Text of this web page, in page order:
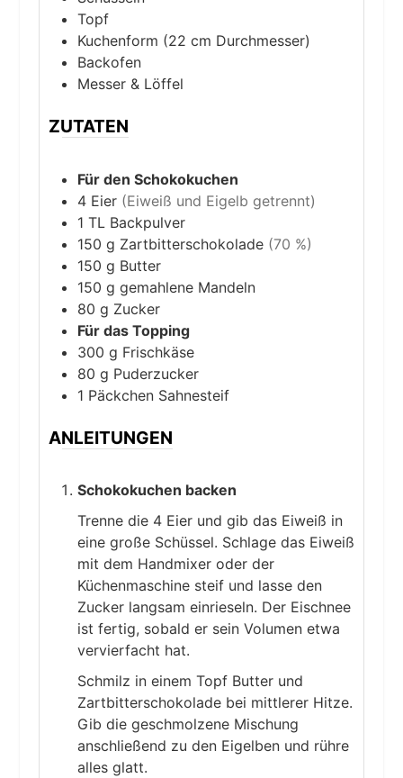
Topf
Kuchenform (22 cm Durchmesser)
Backofen
Messer & Löffel
ZUTATEN
Für den Schokokuchen
4 Eier (Eiweiß und Eigelb getrennt)
1 TL Backpulver
150 g Zartbitterschokolade (70 %)
150 g Butter
150 g gemahlene Mandeln
80 g Zucker
Für das Topping
300 g Frischkäse
80 g Puderzucker
1 Päckchen Sahnesteif
ANLEITUNGEN
Schokokuchen backen
Trenne die 4 Eier und gib das Eiweiß in
eine große Schüssel. Schlage das Eiweiß
mit dem Handmixer oder der
Küchenmaschine steif und lasse den
Zucker langsam einrieseln. Der Eischnee
ist fertig, sobald er sein Volumen etwa
vervierfacht hat.
Schmilz in einem Topf Butter und
Zartbitterschokolade bei mittlerer Hitze.
Gib die geschmolzene Mischung
anschließend zu den Eigelben und rühre
alles glatt.